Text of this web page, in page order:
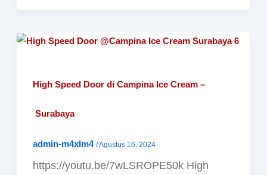
High Speed Door di Campina Ice Cream –
Surabaya
admin-m4xIm4 /Agustus 16, 2024
https://youtu.be/7wLSROPE50k High